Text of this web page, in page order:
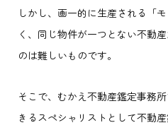
しかし、画一的に生産される「
く、同じ物件が一つとない不動
のは難しいものです。
そこで、むかえ不動産鑑定事務
きるスペシャリストとして不動